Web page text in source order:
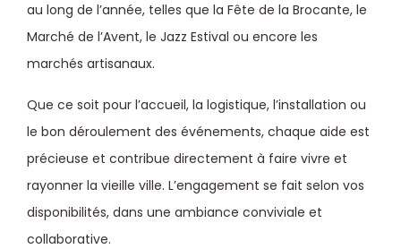
au long de l’année, telles que la Fête de la Brocante, le
Marché de l’Avent, le Jazz Estival ou encore les
marchés artisanaux.
Que ce soit pour l’accueil, la logistique, l’installation ou
le bon déroulement des événements, chaque aide est
précieuse et contribue directement à faire vivre et
rayonner la vieille ville. L’engagement se fait selon vos
disponibilités, dans une ambiance conviviale et
collaborative.